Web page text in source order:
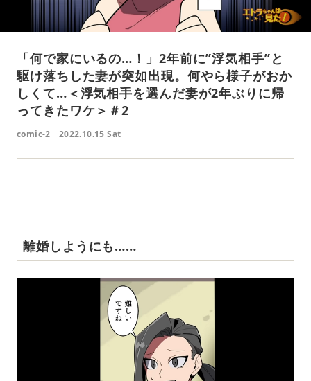
「何で家にいるの…！」2年前に”浮気相手”と
駆け落ちした妻が突如出現。何やら様子がおか
しくて…＜浮気相手を選んだ妻が2年ぶりに帰
ってきたワケ＞＃2
comic-2 2022.10.15 Sat
離婚しようにも……